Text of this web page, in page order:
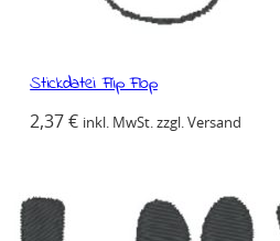
Stickdatei Flip Flop
2,37€ inkl. MwSt. zzgl. Versand